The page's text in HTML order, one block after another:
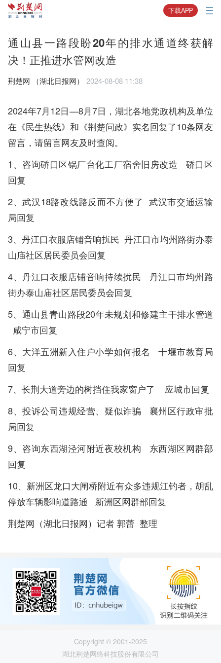
下载APP
通山县一路段盼20年的排水通道终获解
决！正推进水管网改造
荆楚网 ​（湖北日报网） 2024-08-08 11:38
2024年7月12日—8月7日，湖北各地党政机构及单位
在《民生热线》和《荆楚问政》实名回复了10条网友
留言，请留言网友及时查阅。
1、 咨询硚口区锅厂台化工厂宿舍旧房改造 硚口区
回复
2、武汉18路改线路反而不方便了 武汉市交通运输
局回复
3、 丹江口衣服店铺音响扰民 丹江口市均州路街办泰
山庙社区居民委员会回复
4、丹江口衣服店铺音响持续扰民 丹江口市均州路
街办泰山庙社区居民委员会回复
5、 通山县青山路段20年未规划和修建主干排水管道
咸宁市回复
6、 大洋五洲新入住户小学如何报名
十堰市教育局
回复
7、 长荆大道旁边的树挡住我家窗户了 应城市回复
8、投诉公司违规经营、疑似诈骗 襄州区行政审批
局回复
9、 咨询东西湖泾河附近夜校机构 东西湖区网群部
回复
10、 新洲区龙口大闸桥附近有众多违规江钓者，胡乱
停放车辆影响道路通
新洲区网群部回复
荆楚网（湖北日报网）记者 郭蕾 整理
Copyright © 2001-2025
湖北荆楚网络科技股份有限公司